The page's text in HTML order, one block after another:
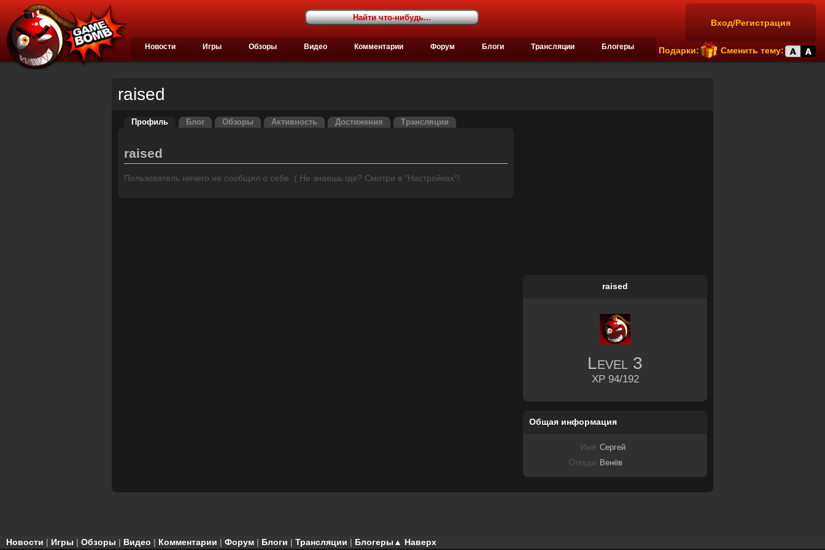
Вход/Регистрация
Подарки: Сменить тему:
Новости Игры Обзоры Видео Комментарии Форум Блоги Трансляции Блогеры
raised
Профиль Блог Обзоры Активность Достижения Трансляции
raised
Пользователь ничего не сообщил о себе :( Не знаешь где? Смотри в "Настройках"!
raised
Level 3
XP 94/192
Общая информация
Имя Сергей
Откуда Венёв
▲ Наверх
Новости | Игры | Обзоры | Видео | Комментарии | Форум | Блоги | Трансляции | Блогеры